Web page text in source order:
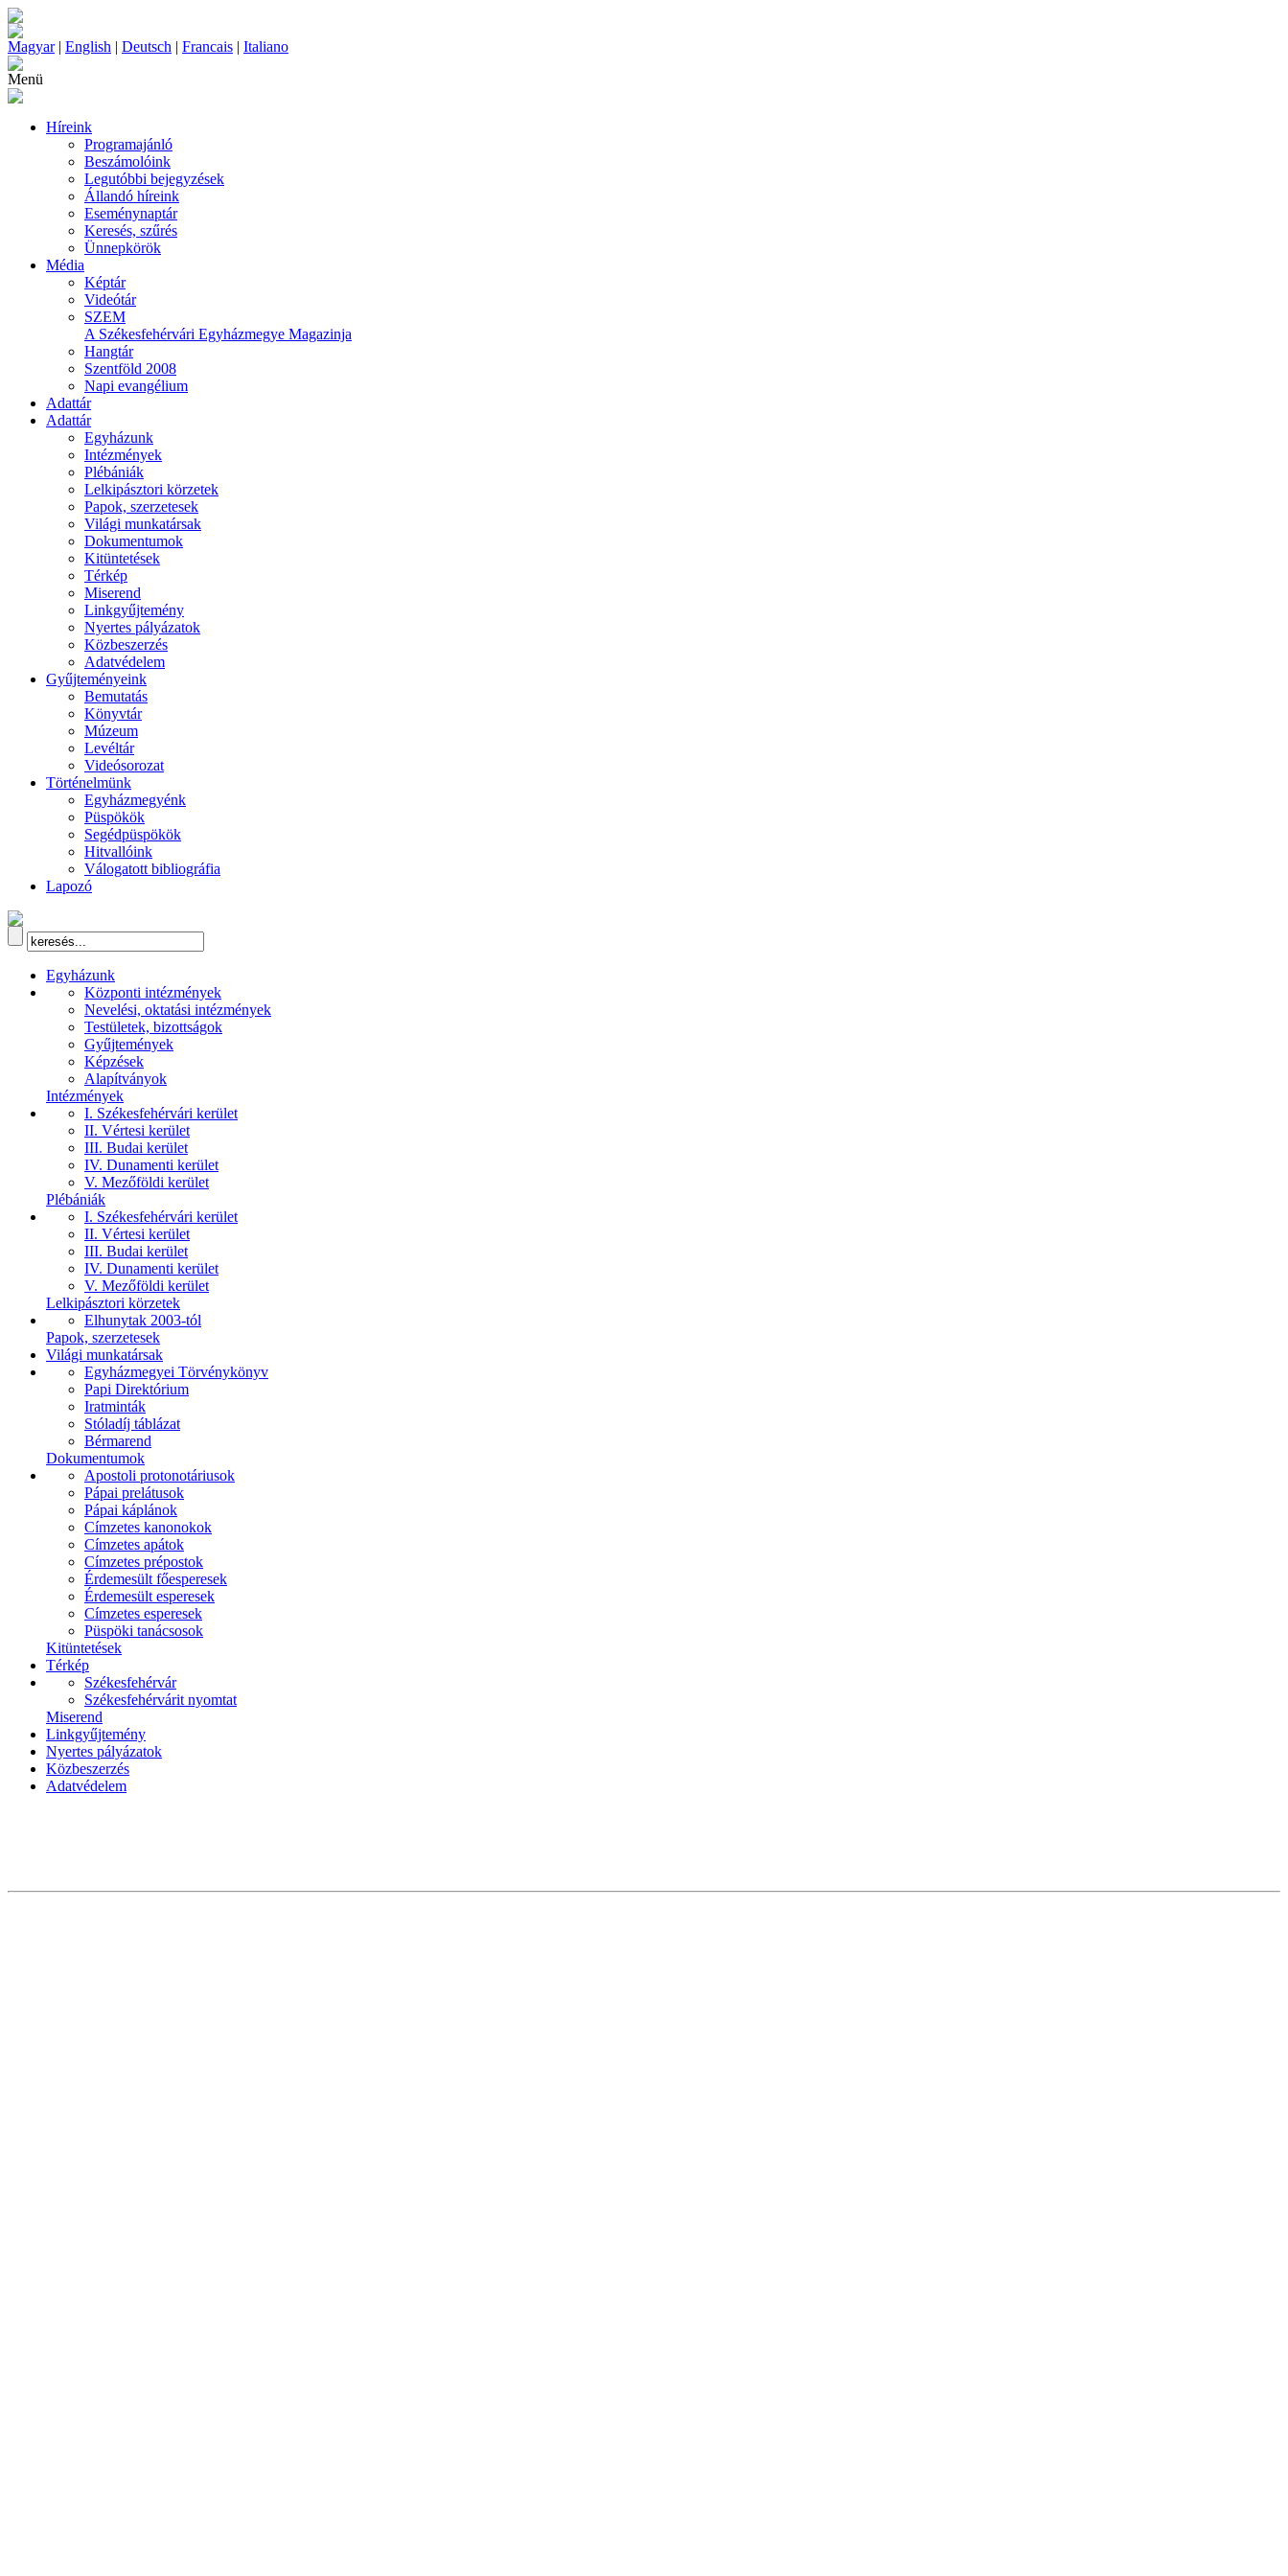
Magyar| English | Deutsch | Francais | Italiano
Menü
Híreink
Programajánló
Beszámolóink
Legutóbbi bejegyzések
Állandó híreink
Eseménynaptár
Keresés, szűrés
Ünnepkörök
Média
Képtár
Videótár
SZEM
A Székesfehérvári Egyházmegye Magazinja
Hangtár
Szentföld 2008
Napi evangélium
Adattár
Adattár
Egyházunk
Intézmények
Plébániák
Lelkipásztori körzetek
Papok, szerzetesek
Világi munkatársak
Dokumentumok
Kitüntetések
Térkép
Miserend
Linkgyűjtemény
Nyertes pályázatok
Közbeszerzés
Adatvédelem
Gyűjteményeink
Bemutatás
Könyvtár
Múzeum
Levéltár
Videósorozat
Történelmünk
Egyházmegyénk
Püspökök
Segédpüspökök
Hitvallóink
Válogatott bibliográfia
Lapozó
Egyházunk
Központi intézmények
Nevelési, oktatási intézmények
Testületek, bizottságok
Gyűjtemények
Képzések
Alapítványok
Intézmények
I. Székesfehérvári kerület
II. Vértesi kerület
III. Budai kerület
IV. Dunamenti kerület
V. Mezőföldi kerület
Plébániák
I. Székesfehérvári kerület
II. Vértesi kerület
III. Budai kerület
IV. Dunamenti kerület
V. Mezőföldi kerület
Lelkipásztori körzetek
Elhunytak 2003-tól
Papok, szerzetesek
Világi munkatársak
Egyházmegyei Törvénykönyv
Papi Direktórium
Iratminták
Stóladíj táblázat
Bérmarend
Dokumentumok
Apostoli protonotáriusok
Pápai prelátusok
Pápai káplánok
Címzetes kanonokok
Címzetes apátok
Címzetes prépostok
Érdemesült főesperesek
Érdemesült esperesek
Címzetes esperesek
Püspöki tanácsosok
Kitüntetések
Térkép
Székesfehérvár
Székesfehérvárit nyomtat
Miserend
Linkgyűjtemény
Nyertes pályázatok
Közbeszerzés
Adatvédelem